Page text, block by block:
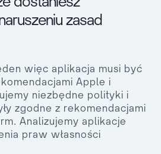
zasad
więc aplikacja musi być
Apple i
niezbędne polityki i
zgodne z rekomendacjami
Analizujemy aplikacje
praw własności